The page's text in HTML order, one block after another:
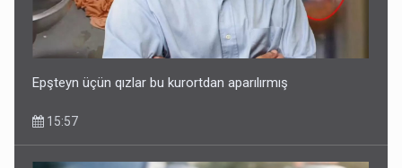
Epşteyn üçün qızlar bu kurortdan aparılırmış
15:57